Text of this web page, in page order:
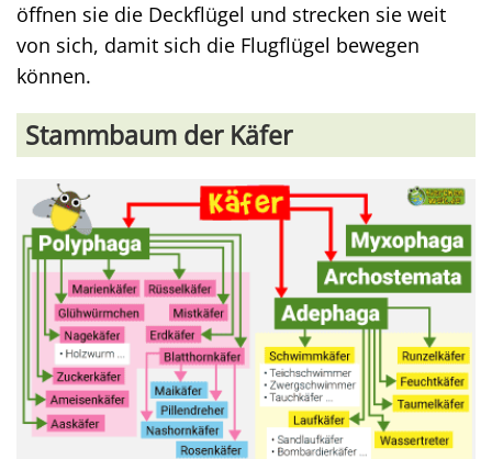
öffnen sie die Deckflügel und strecken sie weit
von sich, damit sich die Flugflügel bewegen
können.
Stammbaum der Käfer